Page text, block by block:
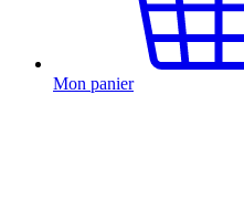
Mon panier